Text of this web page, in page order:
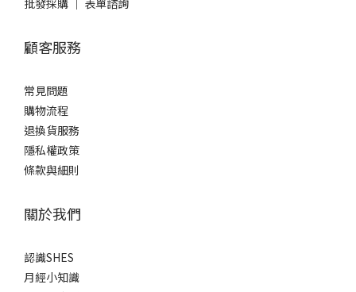
批發採購 ｜ 表單諮詢
顧客服務
常見問題
購物流程
退換貨服務
隱私權政策
條款與細則
關於我們
認識SHES
月經小知識